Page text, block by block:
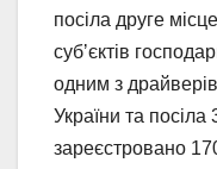
посіла друге
субʼєктів
одним з драйверів
України та
зареєстровано